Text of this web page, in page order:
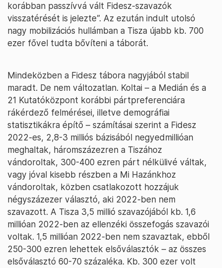
korábban passzívvá vált Fidesz-szavazók
visszatérését is jelezte”. Az ezután indult utolsó
nagy mobilizációs hullámban a Tisza újabb kb. 700
ezer fővel tudta bővíteni a táborát.
Mindeközben a Fidesz tábora nagyjából stabil
maradt. De nem változatlan. Koltai – a Medián és a
21 Kutatóközpont korábbi pártpreferenciára
rákérdező felmérései, illetve demográfiai
statisztikákra építő – számításai szerint a Fidesz
2022-es, 2,8-3 milliós bázisából negyedmillióan
meghaltak, háromszázezren a Tiszához
vándoroltak, 300-400 ezren párt nélkülivé váltak,
vagy jóval kisebb részben a Mi Hazánkhoz
vándoroltak, közben csatlakozott hozzájuk
négyszázezer választó, aki 2022-ben nem
szavazott. A Tisza 3,5 millió szavazójából kb. 1,6
millióan 2022-ben az ellenzéki összefogás szavazói
voltak. 1,5 millióan 2022-ben nem szavaztak, ebből
250-300 ezren lehettek elsőválasztók – az összes
elsőválasztó 60-70 százaléka. Kb. 300 ezer volt